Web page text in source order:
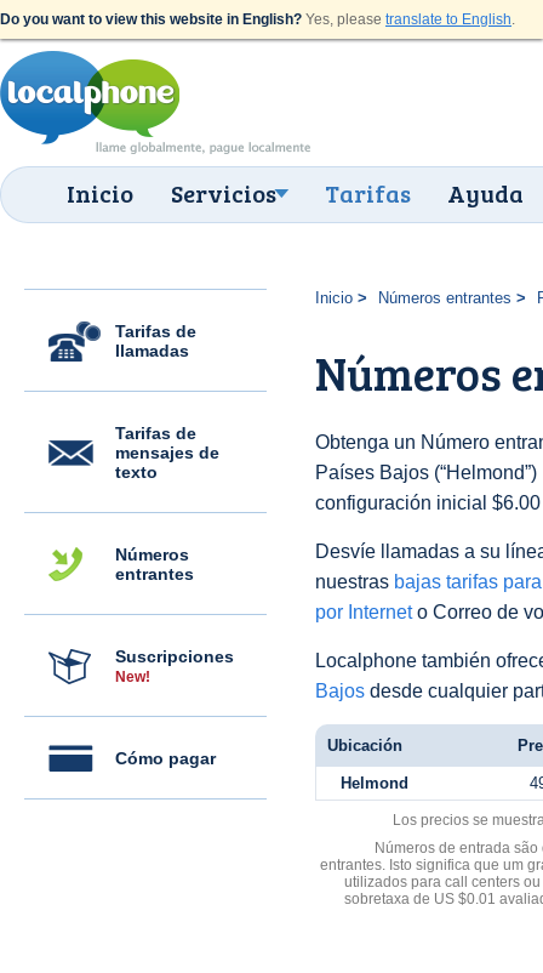
Do you want to view this website in English? Yes, please translate to English.
Inicio Servicios Tarifas Ayuda
Tarifas de
llamadas
Tarifas de
mensajes de
texto
Números
entrantes
Suscripciones
New!
Cómo pagar
Inicio Números entrantes
Números
Obtenga un Número
Países Bajos
configuración inicial
Desvíe llamadas a su
nuestras bajas tarifas
por Interneto Correo de
Localphone también
Bajos desde cualquier
Ubicación
Helmond
Los precios se
Números de entrada
entrantes. Isto significa que um
utilizados para call centers
sobretaxa de US $0.01